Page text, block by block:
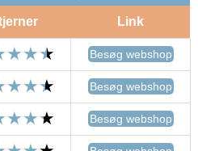
Link
Besøg webshop
Besøg webshop
Besøg webshop